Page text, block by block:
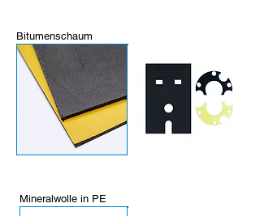
Bitumenschaum
Mineralwolle in PE